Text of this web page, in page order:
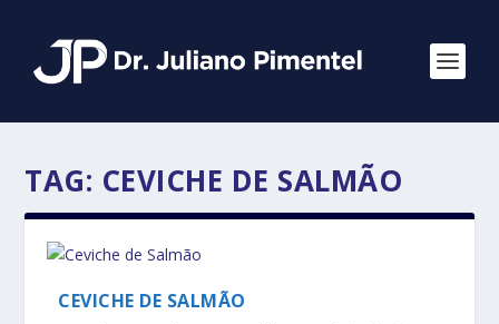
TAG: CEVICHE DE SALMÃO
CEVICHE DE SALMÃO